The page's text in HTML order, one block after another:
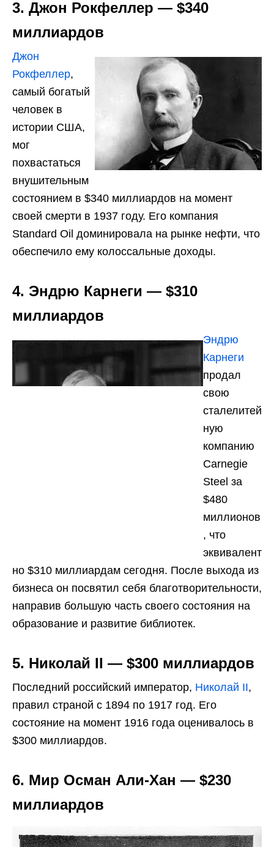
3. Джон Рокфеллер — $340
миллиардов
Джон
Рокфеллер,
самый богатый
человек в
истории США,
мог
похвастаться
внушительным
состоянием в $340 миллиардов на момент
своей смерти в 1937 году. Его компания
Standard Oil доминировала на рынке нефти, что
обеспечило ему колоссальные доходы.
4. Эндрю Карнеги — $310
миллиардов
Эндрю
Карнеги
продал
свою
сталелитей
ную
компанию
Carnegie
Steel за
$480
миллионов
, что
эквивалент
но $310 миллиардам сегодня. После выхода из
бизнеса он посвятил себя благотворительности,
направив большую часть своего состояния на
образование и развитие библиотек.
5. Николай II — $300 миллиардов
Последний российский император, Николай II,
правил страной с 1894 по 1917 год. Его
состояние на момент 1916 года оценивалось в
$300 миллиардов.
6. Мир Осман Али-Хан — $230
миллиардов